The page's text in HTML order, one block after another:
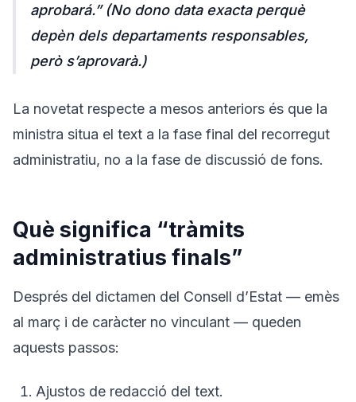
aprobará.” (No dono data exacta perquè
depèn dels departaments responsables,
però s’aprovarà.)
La novetat respecte a mesos anteriors és que la
ministra situa el text a la fase final del recorregut
administratiu, no a la fase de discussió de fons.
Què significa “tràmits
administratius finals”
Després del dictamen del Consell d’Estat — emès
al març i de caràcter no vinculant — queden
aquests passos:
Ajustos de redacció del text.